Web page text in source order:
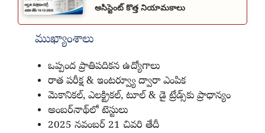
అసిస్టెంట్ కొత్త నియామకాలు
ముఖ్యాంశాలు
ఒప్పంద ప్రాతిపదికన ఉద్యోగాలు
రాత పరీక్ష & ఇంటర్వ్యూ ద్వారా ఎంపిక
మెకానికల్‌, ఎలక్ట్రికల్‌, టూల్‌ & డై ట్రేడ్స్‌కు ప్రాధాన్యం
అంబర్‌నాథ్‌లో టెస్టులు
2025 నవంబర్‌ 21 చివరి తేదీ